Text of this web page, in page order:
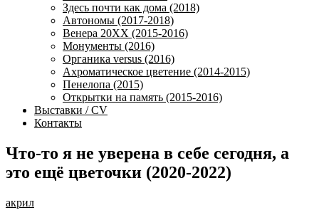
Здесь почти как дома (2018)
Автономы (2017-2018)
Венера 20ХХ (2015-2016)
Монументы (2016)
Органика versus (2016)
Ахроматическое цветение (2014-2015)
Пенелопа (2015)
Открытки на память (2015-2016)
Выставки / CV
Контакты
Что-то я не уверена в себе сегодня, а
это ещё цветочки (2020-2022)
акрил